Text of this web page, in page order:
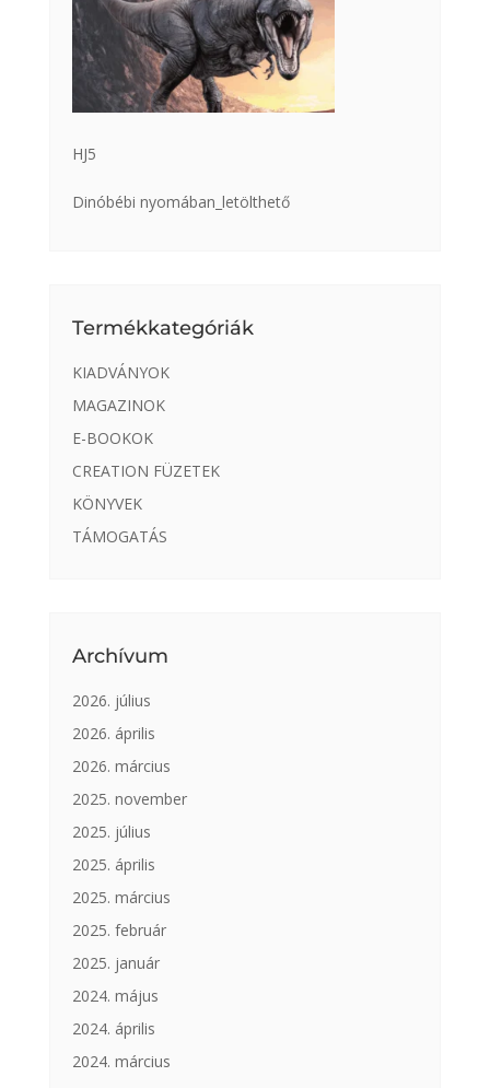
HJ5
Dinóbébi nyomában_letölthető
Termékkategóriák
KIADVÁNYOK
MAGAZINOK
E-BOOKOK
CREATION FÜZETEK
KÖNYVEK
TÁMOGATÁS
Archívum
2026. július
2026. április
2026. március
2025. november
2025. július
2025. április
2025. március
2025. február
2025. január
2024. május
2024. április
2024. március